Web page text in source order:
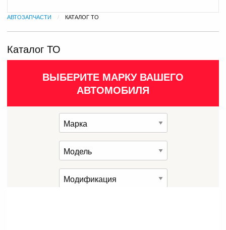
АВТОЗАПЧАСТИ ТЕКУЩАЯ:
КАТАЛОГ ТО
Каталог ТО
ВЫБЕРИТЕ МАРКУ ВАШЕГО
АВТОМОБИЛЯ